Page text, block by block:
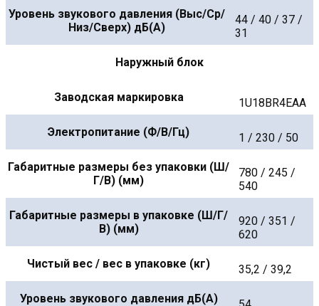
Уровень звукового давления (Выс/Ср/
Низ/Сверх) дБ(А)
44 / 40 / 37 /
31
Наружный блок
Заводская маркировка 1U18BR4EAA
Электропитание (Ф/В/Гц) 1 / 230 / 50
Габаритные размеры без упаковки (Ш/
Г/В) (мм)
780 / 245 /
540
Габаритные размеры в упаковке (Ш/Г/
В) (мм)
920 / 351 /
620
Чистый вес / вес в упаковке (кг) 35,2 / 39,2
Уровень звукового давления дБ(А)